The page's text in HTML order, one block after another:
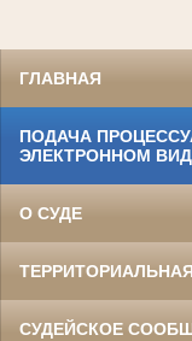
ГЛАВНАЯ
ПОДАЧА
ЭЛЕКТРОННОМ
О СУДЕ
СУДЕЙСКОЕ